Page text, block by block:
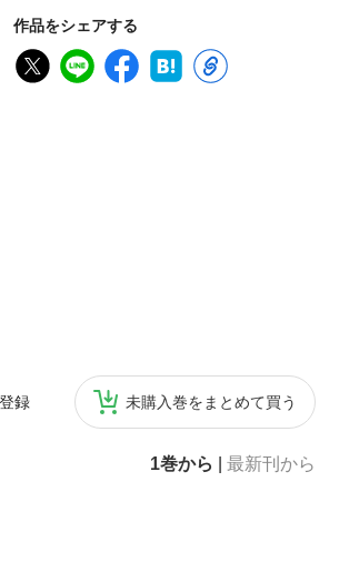
作品をシェアする
録 未購入巻をまとめて買う
1巻から 最新刊から